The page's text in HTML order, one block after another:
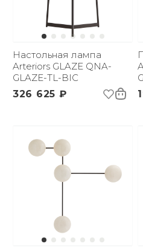
Настольная лампа
Arteriors GLAZE QNA-
GLAZE-TL-BIC
326 625 ₽